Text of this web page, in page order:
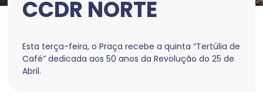
CCDR NORTE
Esta terça-feira, o Praça recebe a quinta “Tertúlia de
Café” dedicada aos 50 anos da Revolução do 25 de
Abril.